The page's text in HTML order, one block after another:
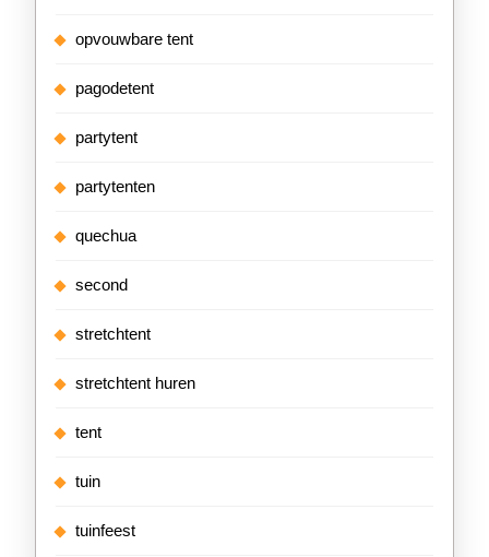
opvouwbare tent
pagodetent
partytent
partytenten
quechua
second
stretchtent
stretchtent huren
tent
tuin
tuinfeest